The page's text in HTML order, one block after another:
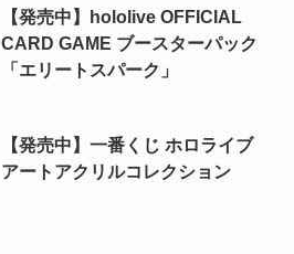
【発売中】hololive OFFICIAL
CARD GAME ブースターパック
「エリートスパーク」
【発売中】一番くじ ホロライブ
アートアクリルコレクション